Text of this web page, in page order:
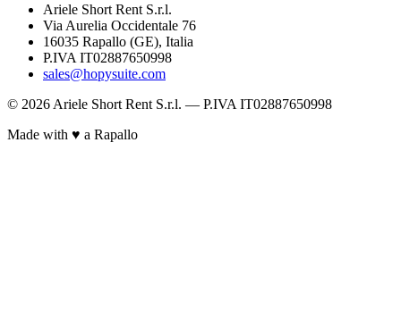
Ariele Short Rent S.r.l.
Via Aurelia Occidentale 76
16035 Rapallo (GE), Italia
P.IVA IT02887650998
sales@hopysuite.com
© 2026 Ariele Short Rent S.r.l. — P.IVA IT02887650998
Made with ♥ a Rapallo